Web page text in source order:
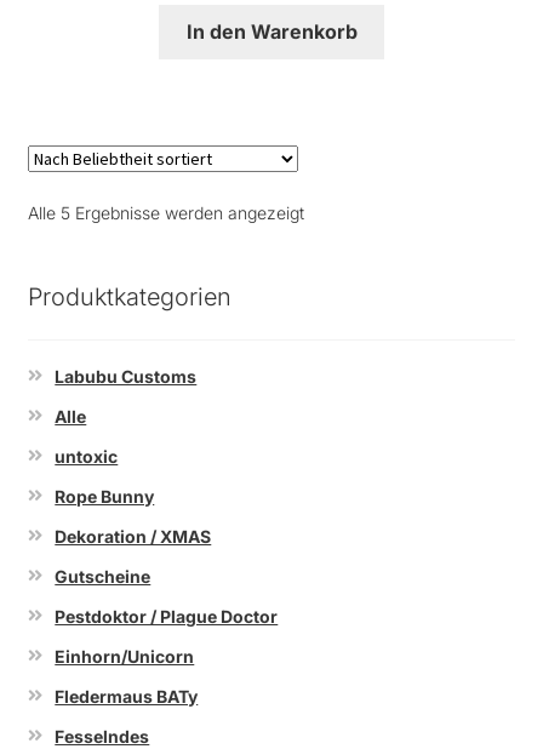
In den Warenkorb
Alle 5 Ergebnisse werden angezeigtNach
Produktkategorien
Labubu Customs
Alle
untoxic
Rope Bunny
Dekoration / XMAS
Gutscheine
Pestdoktor / Plague Doctor
Einhorn/Unicorn
Fledermaus BATy
Fesselndes